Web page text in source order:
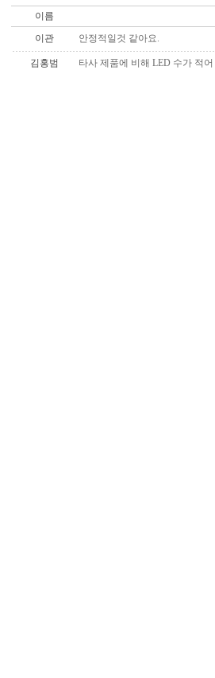
이름
이관
안정적일것 같아요.
김홍범 타사 제품에 비해 LED 수가 적